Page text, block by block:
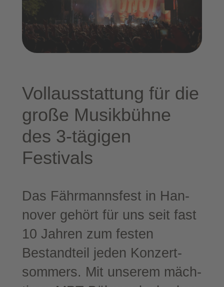
Voll­aus­stat­tung für die
gro­ße Musik­büh­ne
des 3‑tägigen
Festivals
Das Fähr­manns­fest in Han­
no­ver gehört für uns seit fast
10 Jah­ren zum fes­ten
Bestand­teil jeden Kon­zert­
som­mers. Mit unse­rem mäch­